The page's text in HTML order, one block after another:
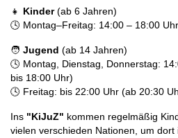
👧 Kinder(ab 6 Jahren)
🕓 Montag–Freitag: 14:00 – 18:00 Uhr
🧑 Jugend (ab 14 Jahren)
🕓 Montag, Dienstag, Donnerstag:
bis 18:00 Uhr)
🕓 Freitag: bis 22:00 Uhr (ab 20:30
Ins "KiJuZ" kommen regelmäßig
vielen verschieden Nationen, um